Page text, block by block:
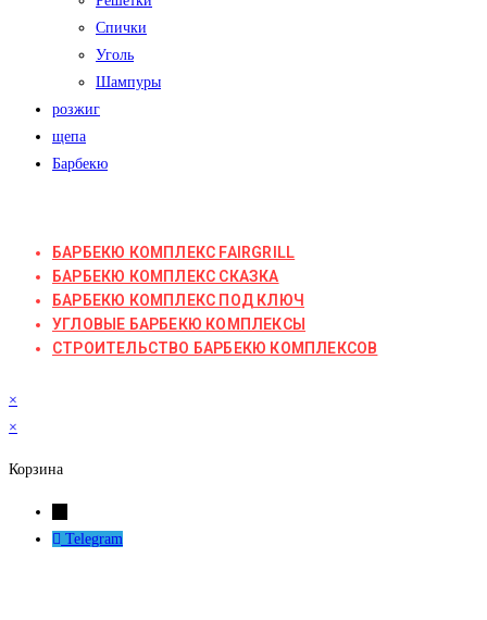
Спички
Уголь
Шампуры
розжиг
щепа
Барбекю
БАРБЕКЮ КОМПЛЕКС FAIRGRILL
БАРБЕКЮ КОМПЛЕКС СКАЗКА
БАРБЕКЮ КОМПЛЕКС ПОД КЛЮЧ
УГЛОВЫЕ БАРБЕКЮ КОМПЛЕКСЫ
СТРОИТЕЛЬСТВО БАРБЕКЮ КОМПЛЕКСОВ
×
×
Корзина
Telegram